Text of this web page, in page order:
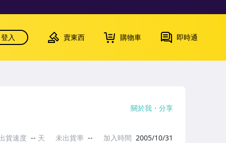
登入 賣東西 購物車 即時通
關於我 分享
貨速度 -- 天 未出貨率 -- 加入時間 2005/10/31